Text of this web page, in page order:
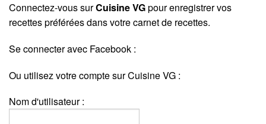
Connectez-vous surCuisine VGpour enregistrer vos
recettes préférées dans votre carnet de recettes.
Se connecter avec Facebook :
Ou utilisez votre compte sur Cuisine VG :
Nom d'utilisateur :